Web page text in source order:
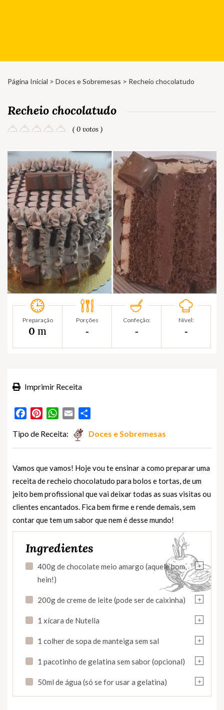
Página Inicial > Doces e Sobremesas > Recheio chocolatudo
Recheio chocolatudo
( 0 votos )
Preparação
0 m
Porções
‐
Confeção:
‐
Nível:
‐
Imprimir Receita
FacebookPinterestWhatsApp
Email
Tipo de Receita: Doces e Sobremesas
Vamos que vamos! Hoje vou te ensinar a como preparar uma
receita de recheio chocolatudo para bolos e tortas, de um
jeito bem profissional que vai deixar todas as suas visitas ou
clientes encantados. Fica bem firme e rende demais, sem
contar que tem um sabor que nem é desse mundo!
Ingredientes
+
400g de chocolate meio amargo (aquele bom,
hein!)
+
200g de creme de leite (pode ser de caixinha)
+
1 xícara de Nutella
+
1 colher de sopa de manteiga sem sal
+
1 pacotinho de gelatina sem sabor (opcional)
+
50ml de água (só se for usar a gelatina)